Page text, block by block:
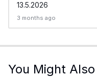
13.5.2026
3 months ago
You Might